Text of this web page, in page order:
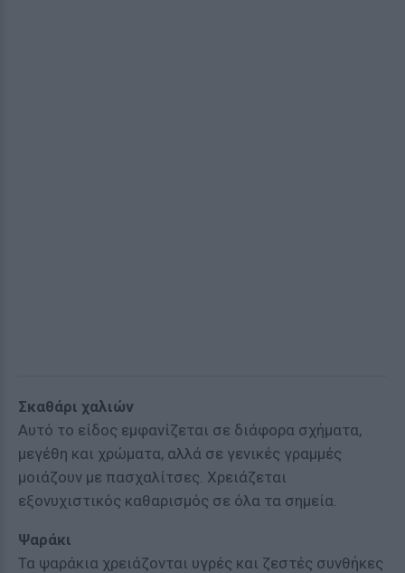
Σκαθάρι χαλιών
Αυτό το είδος εμφανίζεται σε διάφορα σχήματα,
μεγέθη και χρώματα, αλλά σε γενικές γραμμές
μοιάζουν με πασχαλίτσες. Χρειάζεται
εξονυχιστικός καθαρισμός σε όλα τα σημεία.
Ψαράκι
Τα ψαράκια χρειάζονται υγρές και ζεστές συνθήκες